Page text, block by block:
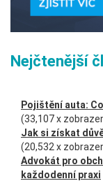
Nejčtenější
Pojištění auta:
(33,107 x
Jak si získat
(20,532 x
Advokát pro
každodenní praxi